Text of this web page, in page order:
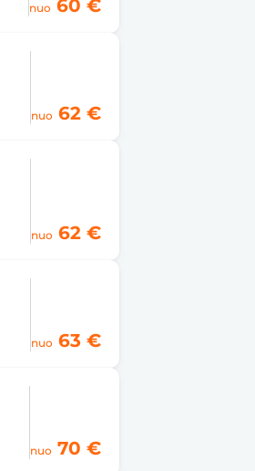
nuo 60 €
nuo 62 €
nuo 62 €
nuo 63 €
nuo 70 €